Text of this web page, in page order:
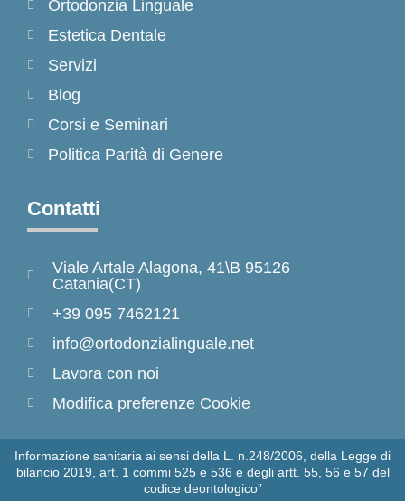
Ortodonzia Linguale
Estetica Dentale
Servizi
Blog
Corsi e Seminari
Politica Parità di Genere
Contatti
Viale Artale Alagona, 41\B 95126
Catania(CT)
+39 095 7462121
info@ortodonzialinguale.net
Lavora con noi
Modifica preferenze Cookie
Informazione sanitaria ai sensi della L. n.248/2006, della Legge di
bilancio 2019, art. 1 commi 525 e 536 e degli artt. 55, 56 e 57 del
codice deontologico”